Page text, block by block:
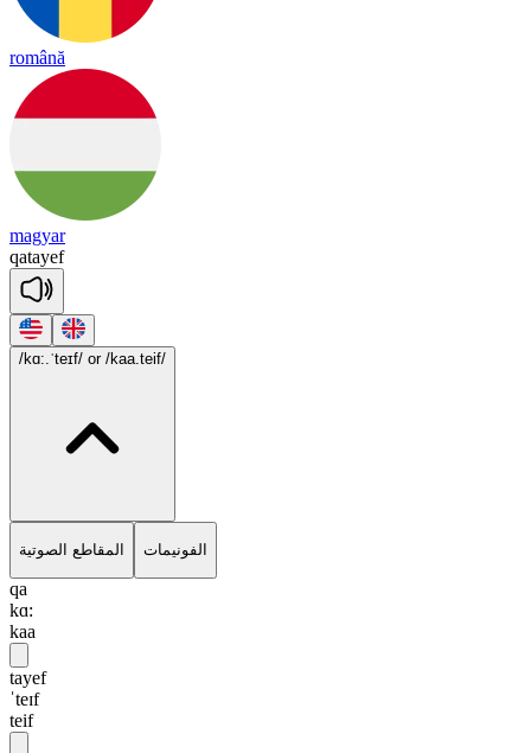
română
magyar
qatayef
/kɑ:.ˈteɪf/ or /kaa.teif/
المقاطع الصوتية الفونيمات
qa
kɑ:
kaa
tayef
ˈteɪf
teif